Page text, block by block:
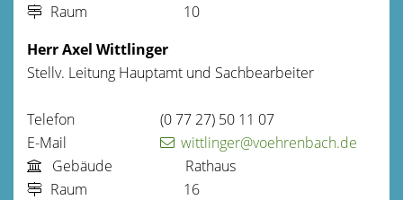
Raum
10
HerrAxel Wittlinger
Stellv. Leitung Hauptamt und Sachbearbeiter
Telefon (077 27) 50 11 07
E-Mail
wittlinger@voehrenbach.de
Gebäude
Rathaus
Raum
16